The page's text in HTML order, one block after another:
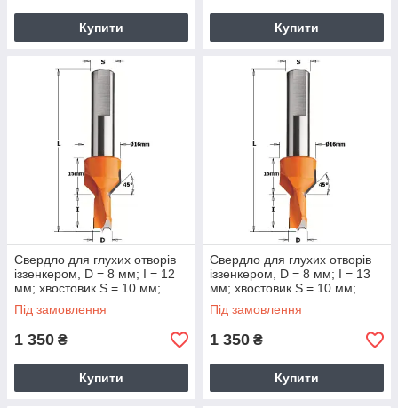
Купити Купити
Свердло для глухих отворів
іззенкером, D = 8 мм; I = 12
мм; хвостовик S = 10 мм;
Під замовлення
1 350 ₴
Купити
Свердло для глухих отворів
іззенкером, D = 8 мм; I = 13
мм; хвостовик S = 10 мм;
Під замовлення
1 350 ₴
Купити